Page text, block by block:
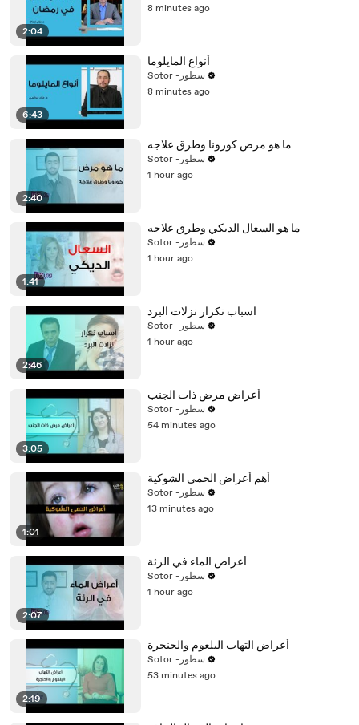
2:04
8 minutes ago
6:43
أنواع المايلوما
Sotor -سطور
8 minutes ago
2:40
ما هو مرض كورونا وطرق علاجه
Sotor -سطور
1 hour ago
1:41
ما هو السعال الديكي وطرق علاجه
Sotor -سطور
1 hour ago
2:46
أسباب تكرار نزلات البرد
Sotor -سطور
1 hour ago
3:05
أعراض مرض ذات الجنب
Sotor -سطور
54 minutes ago
1:01
أهم أعراض الحمى الشوكية
Sotor -سطور
13 minutes ago
2:07
أعراض الماء في الرئة
Sotor -سطور
1 hour ago
2:19
أعراض التهاب البلعوم والحنجرة
Sotor -سطور
53 minutes ago